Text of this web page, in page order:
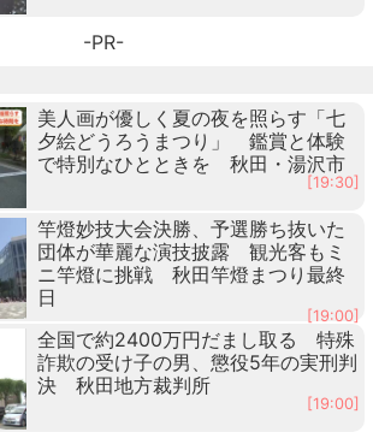
-PR-
美人画が優しく夏の夜を照らす「七
夕絵どうろうまつり」 鑑賞と体験
で特別なひとときを 秋田・湯沢市
[19:30]
竿燈妙技大会決勝、予選勝ち抜いた
団体が華麗な演技披露 観光客もミ
ニ竿燈に挑戦 秋田竿燈まつり最終
日
[19:00]
全国で約2400万円だまし取る 特殊
詐欺の受け子の男、懲役5年の実刑判
決 秋田地方裁判所
[19:00]